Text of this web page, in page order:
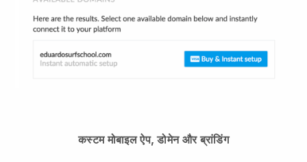
कस्टम मोबाइल ऐप, डोमेन और ब्रांडिंग